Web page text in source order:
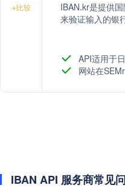
+比较
IBAN.kr是提供
来验证输入的银
API适用于
网站在
IBAN API 服务商常见